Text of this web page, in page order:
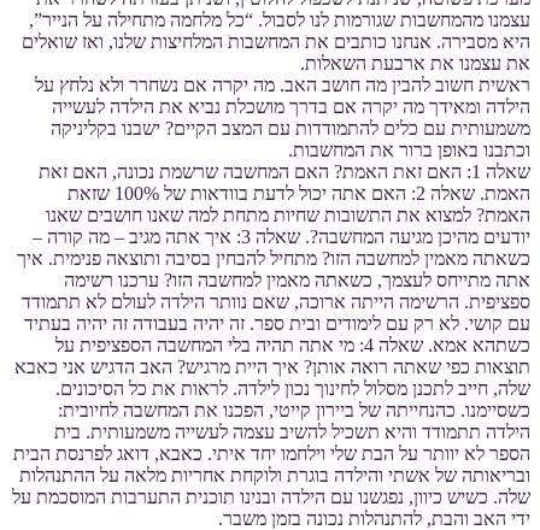
עצמנו מהמחשבות שגורמות לנו לסבול. “כל מלחמה מתחילה על הנייר”,
היא מסבירה. אנחנו כותבים את המחשבות המלחיצות שלנו, ואז שואלים
את עצמנו את ארבעת השאלות.
ראשית חשוב להבין מה חושב האב. מה יקרה אם נשחרר ולא נלחץ על
הילדה ומאידך מה יקרה אם בדרך מושכלת נביא את הילדה לעשייה
משמעותית עם כלים להתמודדות עם המצב הקיים? ישבנו בקליניקה
וכתבנו באופן ברור את המחשבות.
שאלה 1: האם זאת האמת? האם המחשבה שרשמת נכונה, האם זאת
האמת. שאלה 2: האם אתה יכול לדעת בוודאות של 100% שזאת
האמת? למצוא את התשובות שחיות מתחת למה שאנו חושבים שאנו
יודעים מהיכן מגיעה המחשבה?. שאלה 3: איך אתה מגיב – מה קורה –
כשאתה מאמין למחשבה הזו? מתחיל להבחין בסיבה ותוצאה פנימית. איך
אתה מתייחס לעצמך, כשאתה מאמין למחשבה הזו? ערכנו רשימה
ספציפית. הרשימה הייתה ארוכה, שאם נוותר הילדה לעולם לא תתמודד
עם קושי. לא רק עם לימודים ובית ספר. זה יהיה בעבודה זה יהיה בעתיד
כשתהא אמא. שאלה 4: מי אתה תהיה בלי המחשבה הספציפית על
תוצאות כפי שאתה רואה אותן? איך היית מרגיש? האב הדגיש אני כאבא
שלה, חייב לתכנן מסלול לחינוך נכון לילדה. לראות את כל הסיכונים.
כשסיימנו. כהנחייתה של ביירון קייטי, הפכנו את המחשבה לחיובית:
הילדה תתמודד והיא תשכיל להשיב עצמה לעשייה משמעותית. בית
הספר לא יוותר על הבת שלי וילחמו יחד איתי. כאבא, דואג לפרנסת הבית
ובריאותה של אשתי והילדה בוגרת ולוקחת אחריות מלאה על ההתנהלות
שלה. כשיש כיוון, נפגשנו עם הילדה ובנינו תוכנית התערבות המוסכמת על
ידי האב והבת, להתנהלות נכונה בזמן משבר.